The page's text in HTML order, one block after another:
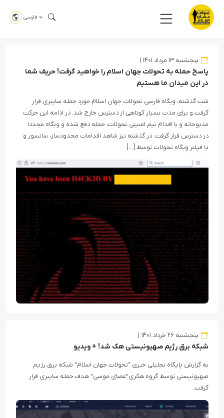
فارسی
پنجشنبه ۱۳ مرداد ۱۴۰۱
پاسخ حمله به تحولات جهان اسلام را خواهید گرفت! حریف شما
در این میدان ما هستیم
شب گذشته، وبگاه فارسی تحولات جهان اسلام مورد حمله سایبری قرار
گرفت و برای مدت بسیار کوتاهی از دسترس خارج شد. در ادامه این حرکت
مذبوحانه و با اقدام تیم امنیتی تحولات، حمله دفع شده و وبگاه مجددا
در دسترس قرار گرفت. در گذشته نیز شاهد اقدامات محدودساز، سانسور و
یا فیلتر وبگاه تحولات توسط […]
پنجشنبه ۲۶ خرداد ۱۴۰۱
شبکه برق رژیم صهیونیستی هک شد! + ویدیو
به گزارش پایگاه تحلیلی خبری “تحولات جهان اسلام” شبکه برق رژیم
صهیونیستی توسط گروه هکری”عصای موسی” هدف حمله سایبری قرار
گرفت.